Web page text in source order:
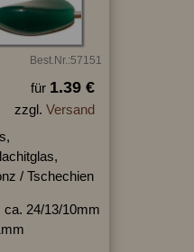
Best.Nr.:57151
für 1.39 €
zzgl. Versand
/ Tschechien
ca. 24/13/10mm